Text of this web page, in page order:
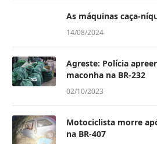
As máquinas caça-
14/08/2024
Agreste: Polícia
maconha na BR-232
02/10/2023
Motociclista morre
na BR-407